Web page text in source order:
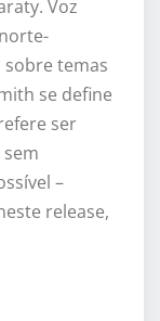
Voz
temas
se define
ser
–
release,